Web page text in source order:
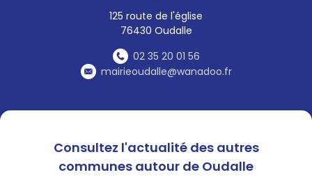
125 route de l'église
76430 Oudalle
02 35 20 01 56
mairieoudalle@wanadoo.fr
essentielle pour préserver nos
forêts, nos cultures et notre
cadre de vie.
📄 L’arrêté municipal est
Consultez l'actualité des autres
communes autour de Oudalle